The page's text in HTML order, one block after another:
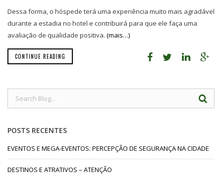
Dessa forma, o hóspede terá uma experiência muito mais agradável
durante a estadia no hotel e contribuirá para que ele faça uma
avaliação de qualidade positiva. (mais…)
CONTINUE READING
POSTS RECENTES
EVENTOS E MEGA-EVENTOS: PERCEPÇÃO DE SEGURANÇA NA CIDADE
DESTINOS E ATRATIVOS – ATENÇÃO